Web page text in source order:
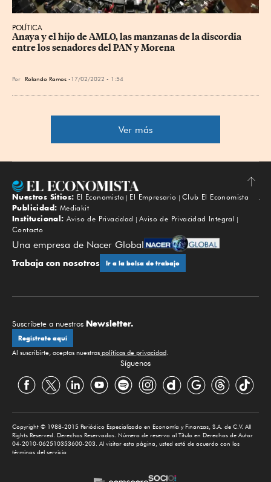
POLÍTICA
Anaya y el hijo de AMLO, las manzanas de la discordia
entre los senadores del PAN y Morena
Por Rolando Ramos 17/02/2022 - 1:54
Ver más
Subir
Nuestros Sitios: El Economista El Empresario
Club El Economista
Publicidad: Mediakit
Institucional: Aviso de Privacidad
Aviso de Privacidad Integral
Contacto
Una empresa de Nacer Global
Trabaja con nosotros Ir a la bolsa de trabajo
Suscríbete a nuestros Newsletter.
Regístrate aquí
Al suscribirte, aceptas nuestras políticas de privacidad.
Síguenos
Copyright © 1988-2015 Periódico Especializado en Economía y Finanzas, S.A. de C.V. All
Rights Reserved. Derechos Reservados. Número de reserva al Título en Derechos de Autor
04-2010-062510353600-203. Al visitar esta página, usted está de acuerdo con los
términos del servicio